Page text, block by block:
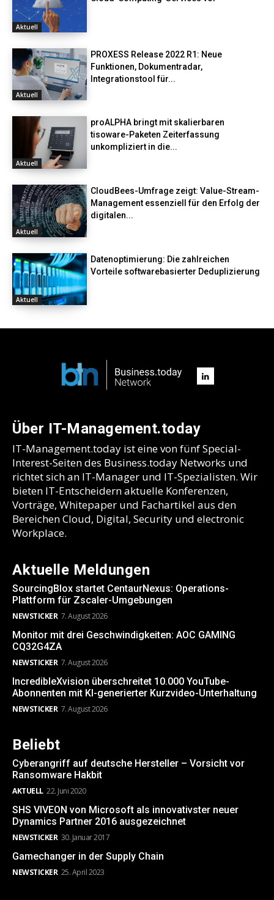
Aktuell
Aktuell
PROXESS Release 2022 R1: Neue
Funktionen, Dokumentradar,
Integrationstool für...
Aktuell
proALPHA bringt mit skalierbaren
tisoware-Paketen Zeiterfassung
unkompliziert in die...
Aktuell
CloudBees-Umfrage zeigt: Value-Stream-
Management essenziell für den Erfolg der
digitalen...
Aktuell
Datenoptimierung: Die zahlreichen
Vorteile softwarebasierter Deduplizierung
Über IT-Management.today
IT-Management.today ist eine von fünf Special-
Interest-Seiten des Business.today Networks und
richtet sich an IT-Manager und IT-Spezialisten. Wir
bieten IT-Entscheidern aktuelle Konferenzen,
Vorträge, Whitepaper und Fachartikel aus den
Bereichen Cloud, Digital, Security und electronic
Workplace.
Aktuelle Meldungen
SourcingBlox startet CentaurNexus: Operations-
Plattform für Zscaler-Umgebungen
NEWSTICKER 7. August 2026
Monitor mit drei Geschwindigkeiten: AOC GAMING
CQ32G4ZA
NEWSTICKER 7. August 2026
IncredibleXvision überschreitet 10.000 YouTube-
Abonnenten mit KI-generierter Kurzvideo-Unterhaltung
NEWSTICKER 7. August 2026
Beliebt
Cyberangriff auf deutsche Hersteller – Vorsicht vor
Ransomware Hakbit
AKTUELL 22. Juni 2020
SHS VIVEON von Microsoft als innovativster neuer
Dynamics Partner 2016 ausgezeichnet
NEWSTICKER 30. Januar 2017
Gamechanger in der Supply Chain
NEWSTICKER 25. April 2023